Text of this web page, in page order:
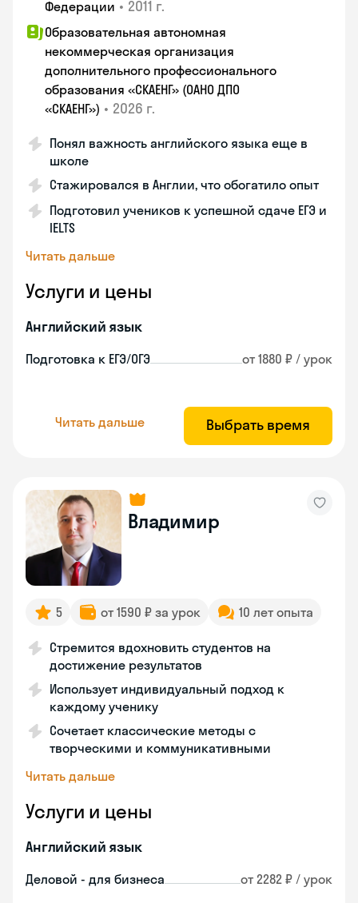
Федерации • 2011 г.
Образовательная автономная
некоммерческая организация
дополнительного профессионального
образования «СКАЕНГ» (ОАНО ДПО
«СКАЕНГ») • 2026 г.
Понял важность английского языка еще в
школе
Стажировался в Англии, что обогатило опыт
Подготовил учеников к успешной сдаче ЕГЭ и
IELTS
Читать дальше
Услуги и цены
Английский язык
Подготовка к ЕГЭ/ОГЭ от 1880 ₽ / урок
Читать дальше Выбрать время
Владимир
5 от 1590 ₽ за урок 10 лет опыта
Стремится вдохновить студентов на
достижение результатов
Использует индивидуальный подход к
каждому ученику
Сочетает классические методы с
творческими и коммуникативными
Читать дальше
Услуги и цены
Английский язык
Деловой - для бизнеса от 2282 ₽ / урок